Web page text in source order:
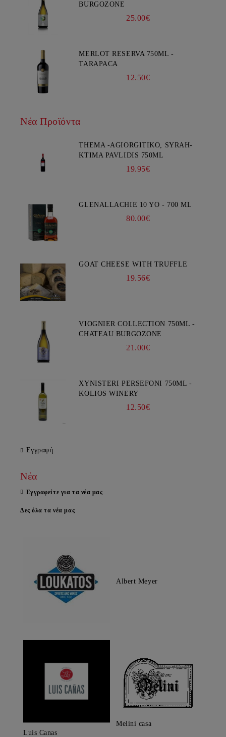
BURGOZONE
25.00€
MERLOT RESERVA 750ML -
TARAPACA
12.50€
Νέα Προϊόντα
THEMA -AGIORGITIKO, SYRAH-
KTIMA PAVLIDIS 750ML
19.95€
GLENALLACHIE 10 YO - 700 ML
80.00€
GOAT CHEESE WITH TRUFFLE
19.56€
VIOGNIER COLLECTION 750ML -
CHATEAU BURGOZONE
21.00€
XYNISTERI PERSEFONI 750ML -
KOLIOS WINERY
12.50€
Εγγραφή
Νέα
Εγγραφείτε για τα νέα μας
Δες όλα τα νέα μας
Albert Meyer
Luis Canas
Melini casa